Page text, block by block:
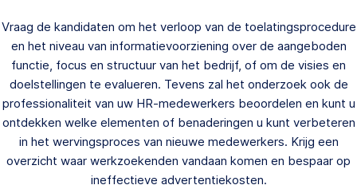
Vraag de kandidaten om het verloop van de toelatingsprocedure
en het niveau van informatievoorziening over de aangeboden
functie, focus en structuur van het bedrijf, of om de visies en
doelstellingen te evalueren. Tevens zal het onderzoek ook de
professionaliteit van uw HR-medewerkers beoordelen en kunt u
ontdekken welke elementen of benaderingen u kunt verbeteren
in het wervingsproces van nieuwe medewerkers. Krijg een
overzicht waar werkzoekenden vandaan komen en bespaar op
ineffectieve advertentiekosten.